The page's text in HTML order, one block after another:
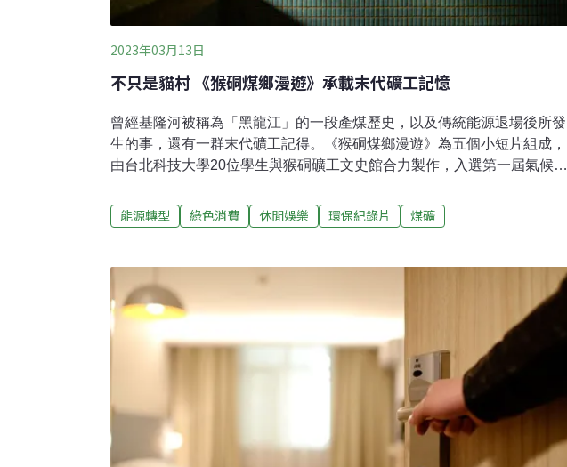
2023年03月13日
不只是貓村 《猴硐煤鄉漫遊》承載末代礦工記憶
曾經基隆河被稱為「黑龍江」的一段產煤歷史，以及傳統能源退場後所發
生的事，還有一群末代礦工記得。《猴硐煤鄉漫遊》為五個小短片組成，
由台北科技大學20位學生與猴硐礦工文史館合力製作，入選第一屆氣候臨
創辦人周朝南表示，我國安然度過能源危機，是用礦工生命換來的，希望
傳承重要史實，將這段歷史放入教科書中。煤炭業沒落 礦工歷史還在嗎？
用逐漸以石油取代煤礦，各大礦坑陸續停產，猴硐也漸漸沒落。首屆氣候
變遷主題影展「氣候臨界影展」（Climate Tipping Point Film Festival）上
週開跑，「煤電影」單元系列的《猴硐煤鄉漫遊》，是影展唯一一部入選
的台灣作品，關注火力發電漸漸退場，隨著煤炭業沒落，傳統能源如何面
臨公正轉型。《猴硐煤鄉漫遊》由五個小短片組成，透過
能源轉型 綠色消費 休閒娛樂 環保紀錄片 煤礦